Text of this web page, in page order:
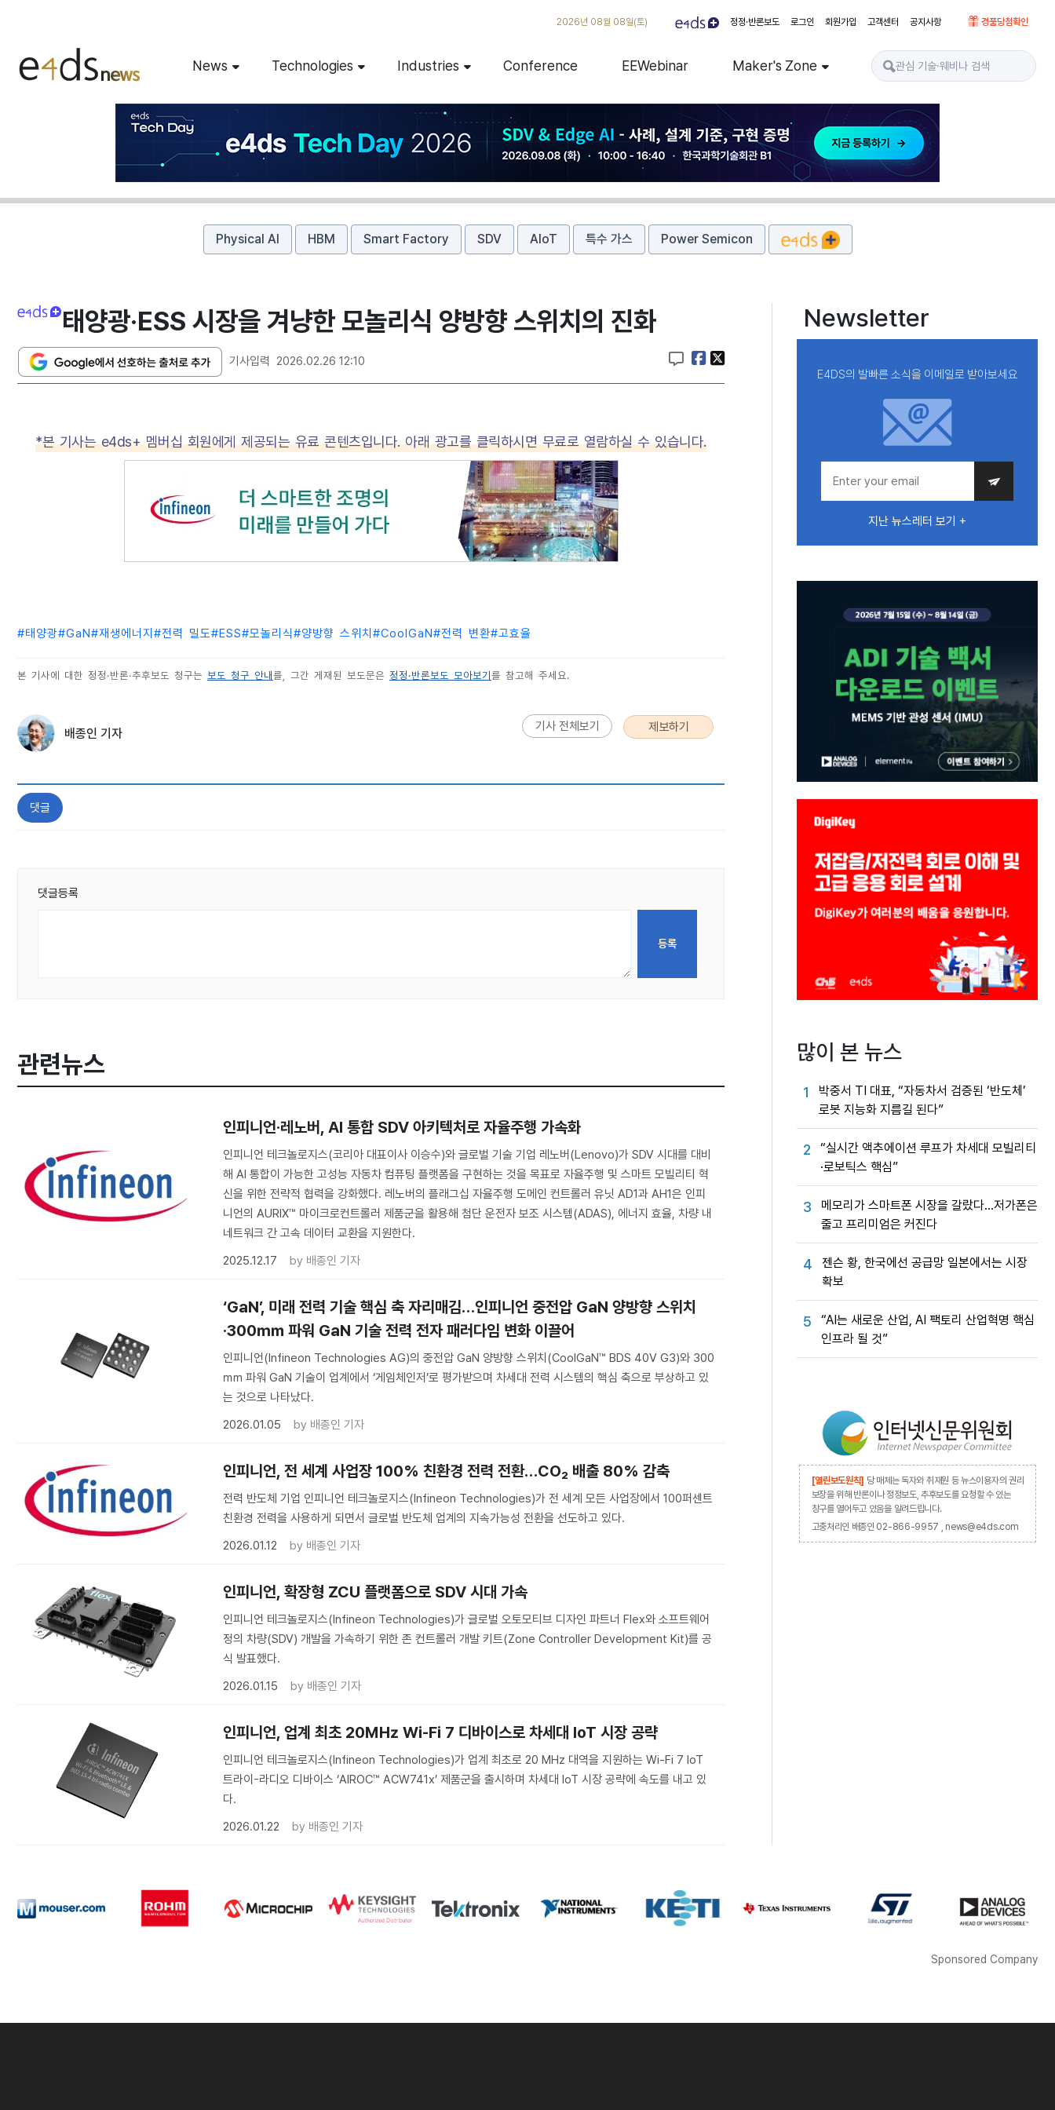
2026년 08월 08일(토) 정정·반론보도 로그인 회원가입 고객센터 공지사항 경품당첨확인
News Technologies Industries Conference EEWebinar Maker's Zone
Physical AI HBM Smart Factory SDV AIoT 특수 가스 Power Semicon
태양광·ESS 시장을 겨냥한 모놀리식 양방향 스위치의 진화
기사입력 2026.02.26 12:10
*본 기사는 e4ds+ 멤버십 회원에게 제공되는 유료 콘텐츠입니다. 아래 광고를 클릭하시면 무료로 열람하실 수 있습니다.
#태양광#GaN#재생에너지 #전력 밀도#ESS#모놀리식#양방향 스위치 #CoolGaN#전력 변환#고효율
본 기사에 대한 정정·반론·추후보도 청구는 보도 청구 안내 를, 그간 게재된 보도문은 정정·반론보도 모아보기 를 참고해 주세요.
배종인 기자 기사 전체보기 제보하기
댓글
댓글등록
관련뉴스
인피니언·레노버, AI 통합 SDV 아키텍처로 자율주행 가속화
인피니언 테크놀로지스(코리아 대표이사 이승수)와 글로벌 기술 기업 레노버(Lenovo)가 SDV 시대를 대비
해 AI 통합이 가능한 고성능 자동차 컴퓨팅 플랫폼을 구현하는 것을 목표로 자율주행 및 스마트 모빌리티 혁
신을 위한 전략적 협력을 강화했다. 레노버의 플래그십 자율주행 도메인 컨트롤러 유닛 AD1과 AH1은 인피
니언의 AURIX™ 마이크로컨트롤러 제품군을 활용해 첨단 운전자 보조 시스템(ADAS), 에너지 효율, 차량 내
네트워크 간 고속 데이터 교환을 지원한다.
2025.12.17
by 배종인 기자
‘GaN’, 미래 전력 기술 핵심 축 자리매김…인피니언 중전압 GaN 양방향 스위치
·300㎜ 파워 GaN 기술 전력 전자 패러다임 변화 이끌어
인피니언(Infineon Technologies AG)의 중전압 GaN 양방향 스위치(CoolGaN™ BDS 40V G3)와 300
㎜ 파워 GaN 기술이 업계에서 ‘게임체인저’로 평가받으며 차세대 전력 시스템의 핵심 축으로 부상하고 있
는 것으로 나타났다.
2026.01.05
by 배종인 기자
인피니언, 전 세계 사업장 100% 친환경 전력 전환…CO₂ 배출 80% 감축
전력 반도체 기업 인피니언 테크놀로지스(Infineon Technologies)가 전 세계 모든 사업장에서 100퍼센트
친환경 전력을 사용하게 되면서 글로벌 반도체 업계의 지속가능성 전환을 선도하고 있다.
2026.01.12
by 배종인 기자
인피니언, 확장형 ZCU 플랫폼으로 SDV 시대 가속
인피니언 테크놀로지스(Infineon Technologies)가 글로벌 오토모티브 디자인 파트너 Flex와 소프트웨어
정의 차량(SDV) 개발을 가속하기 위한 존 컨트롤러 개발 키트(Zone Controller Development Kit)를 공
식 발표했다.
2026.01.15
by 배종인 기자
인피니언, 업계 최초 20㎒ Wi-Fi 7 디바이스로 차세대 IoT 시장 공략
인피니언 테크놀로지스(Infineon Technologies)가 업계 최초로 20 MHz 대역을 지원하는 Wi-Fi 7 IoT
트라이-라디오 디바이스 ‘AIROC™ ACW741x’ 제품군을 출시하며 차세대 IoT 시장 공략에 속도를 내고 있
다.
2026.01.22
by 배종인 기자
Newsletter
E4DS의 발빠른 소식을 이메일로 받아보세요
지난 뉴스레터 보기 +
많이 본 뉴스
1
박중서 TI 대표, “자동차서 검증된 ‘반도체’
로봇 지능화 지름길 된다”
2
“실시간 액추에이션 루프가 차세대 모빌리티
·로보틱스 핵심”
3
메모리가 스마트폰 시장을 갈랐다…저가폰은
줄고 프리미엄은 커진다
4
젠슨 황, 한국에선 공급망 일본에서는 시장
확보
5
“AI는 새로운 산업, AI 팩토리 산업혁명 핵심
인프라 될 것”
[열린보도원칙] 당 매체는 독자와 취재원 등 뉴스이용자의 권리
보장을 위해 반론이나 정정보도, 추후보도를 요청할 수 있는
창구를 열어두고 있음을 알려드립니다.
고충처리인 배종인 02-866-9957 , news@e4ds.com
Sponsored Company